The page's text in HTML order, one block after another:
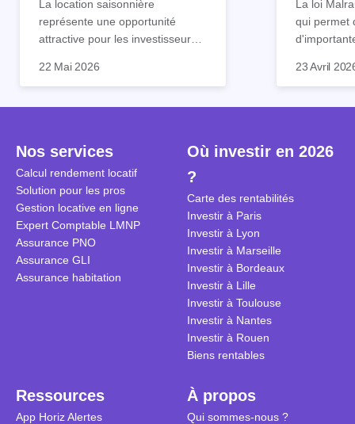
La location saisonnière
représente une opportunité
attractive pour les investisseurs
patrimoine et générer des
Cependant, il est crucial de
notamment la TVA, afin
d'optimiser cette activité.
Et qu’a-t-on appris à la rentrée
la TVA est généralisé pour les
saisonnière dans certaines
conditions. On fait le point dans
cet article.
22 Mai 2026
La loi
qui permet
immobilier.
historique
quelles
pour en
23 Avril
Nos services
Calcul rendement locatif
Solution pour les pros
Gestion locative en ligne
Expert Comptable LMNP
Assurance PNO
Assurance GLI
Assurance habitation
Où investir en 2026
?
Carte des rentabilités
Investir à Paris
Investir à Lyon
Investir à Marseille
Investir à Bordeaux
Investir à Lille
Investir à Toulouse
Investir à Nantes
Investir à Rouen
Biens rentables
Ressources
App Horiz Alertes
À propos
Qui sommes-nous ?